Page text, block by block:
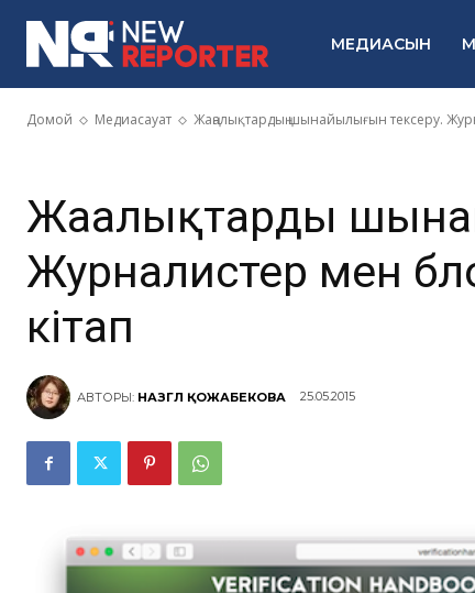
МЕДИАСЫН
Домой Медиасауат Жаңалықтардың шынайылығын тексеру.
Жаңалықтардың
Журналистер мен
кітап
АВТОРЫ: НАЗГҮЛ ҚОЖАБЕКОВА 25.05.2015